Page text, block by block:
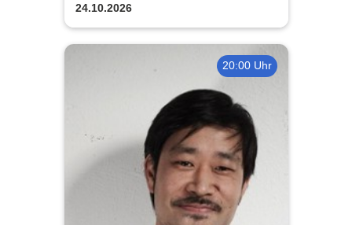
24.10.2026
20:00 Uhr